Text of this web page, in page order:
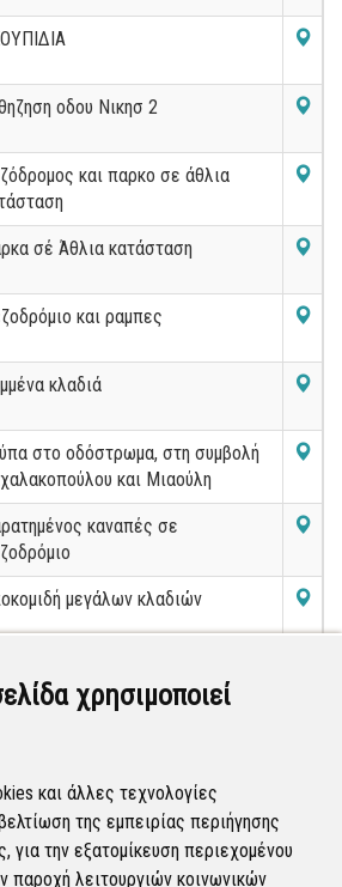
χρησιμοποιεί
και άλλες τεχνολογίες
της εμπειρίας περιήγησης
για την εξατομίκευση περιεχομένου
παροχή λειτουργιών κοινωνικών
οδου Νικησ 2
και παρκο σε άθλια
σέ Άθλια κατάσταση
και ραμπες
κλαδιά
στο οδόστρωμα, στη συμβολή
και Μιαούλη
καναπές σε
μεγάλων κλαδιών
ΟΔΟ ΑΜΙΣΟΥ
8 9 10 11 12
13